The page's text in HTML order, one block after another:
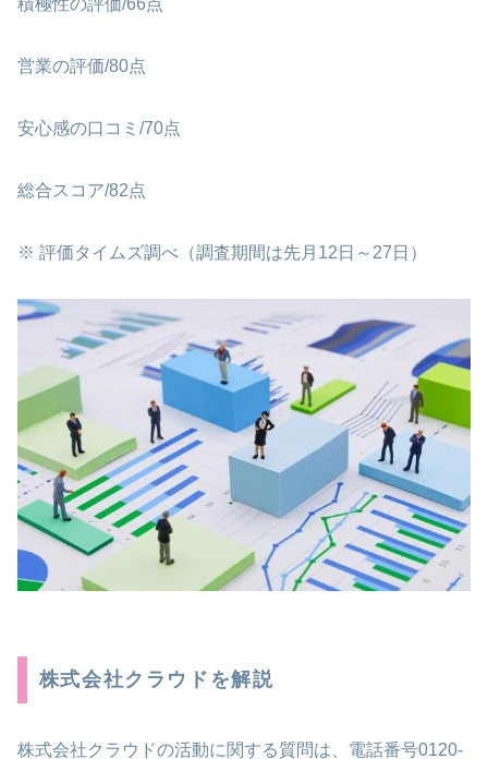
積極性の評価/66点
営業の評価/80点
安心感の口コミ/70点
総合スコア/82点
※ 評価タイムズ調べ（調査期間は先月12日～27日）
株式会社クラウドを解説
株式会社クラウドの活動に関する質問は、電話番号0120-